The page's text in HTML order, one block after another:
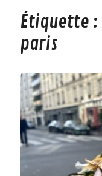
Étiquette :
paris